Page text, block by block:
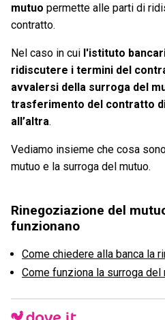
mutuo permette alle parti di
contratto.
Nel caso in cui l'istituto
ridiscutere i termini del
avvalersi della surroga del
trasferimento del contratto di
all’altra.
Vediamo insieme che cosa
mutuo e la surroga del mutuo.
Rinegoziazione del
funzionano
Come chiedere alla banca la
Come funziona la surroga del